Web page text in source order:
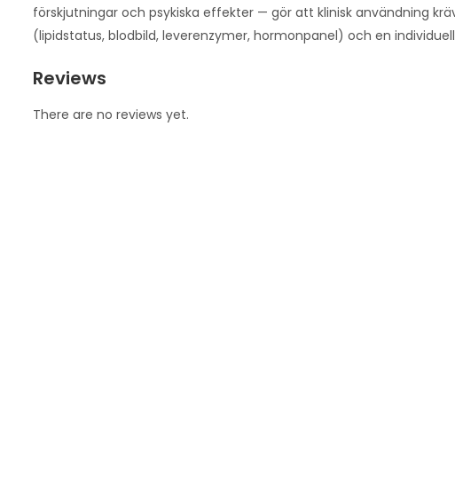
förskjutningar och psykiska effekter — gör att klinisk användning
(lipidstatus, blodbild, leverenzymer, hormonpanel) och en
Reviews
There are no reviews yet.